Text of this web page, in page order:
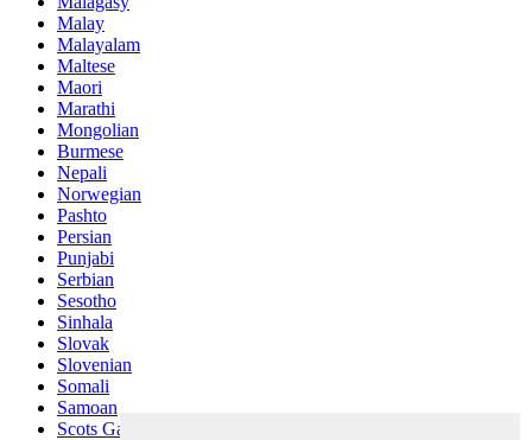
Malay
Malayalam
Maltese
Maori
Marathi
Mongolian
Burmese
Nepali
Norwegian
Pashto
Persian
Punjabi
Serbian
Sesotho
Sinhala
Slovak
Slovenian
Somali
Samoan
Scots Gaelic